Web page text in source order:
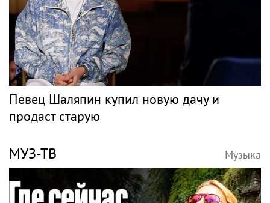
Певец Шаляпин купил новую дачу и
продаст старую
МУЗ-ТВ Музыка